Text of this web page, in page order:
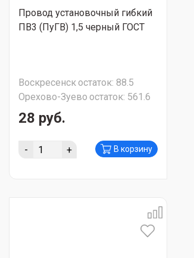
Провод установочный гибкий
ПВ3 (ПуГВ) 1,5 черный ГОСТ
Воскресенскостаток: 88.5
Орехово-Зуево остаток: 561.6
28 руб.
- + В корзину